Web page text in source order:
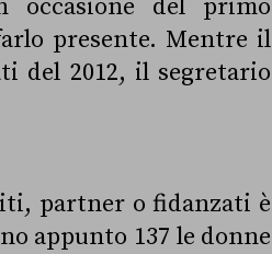
occasione del primo
presente. Mentre il
del 2012, il segretario
partner o fidanzati è
appunto 137 le donne